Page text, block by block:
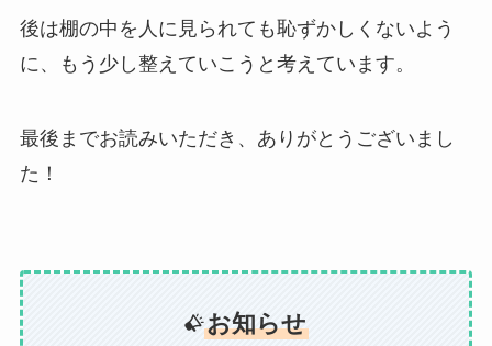
後は棚の中を人に見られても恥ずかしくないよう
に、もう少し整えていこうと考えています。
最後までお読みいただき、ありがとうございまし
た！
お知らせ